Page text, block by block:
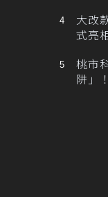
大改
式亮
桃市
阱」